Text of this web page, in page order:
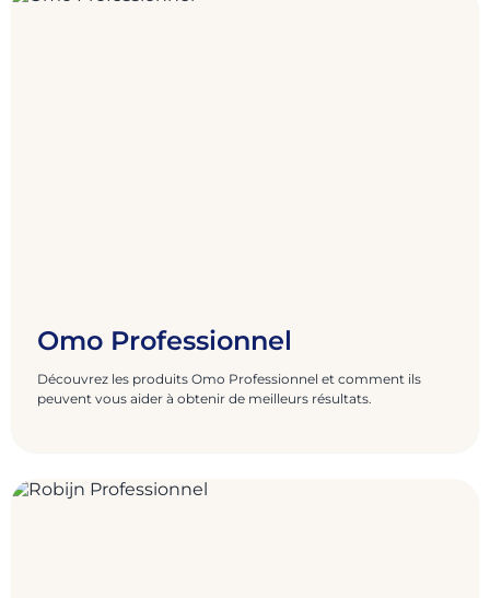
Omo Professionnel
Découvrez les produits Omo Professionnel et comment ils
peuvent vous aider à obtenir de meilleurs résultats.